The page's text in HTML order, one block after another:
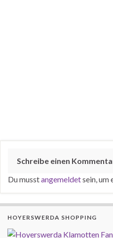
Schreibe einen
Du musstangemeldetsein, um
HOYERSWERDA SHOPPING